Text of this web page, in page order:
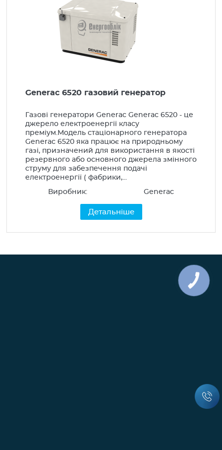
Generac 6520 газовий генератор
Газові генератори Generac Generac 6520 - це
джерело електроенергії класу
преміум.Модель стаціонарного генератора
Generac 6520 яка працює на природньому
газі, призначений для використання в якості
резервного або основного джерела змінного
струму для забезпечення подачі
електроенергії ( фабрики,...
Виробник: Generac
Детальніше
КНОПКА
ЗВ'ЯЗКУ